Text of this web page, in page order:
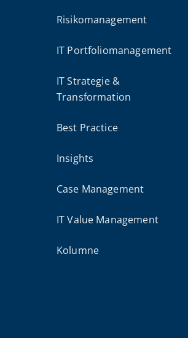
Risikomanagement
IT Portfoliomanagement
IT Strategie &
Transformation
Best Practice
Insights
Case Management
IT Value Management
Kolumne